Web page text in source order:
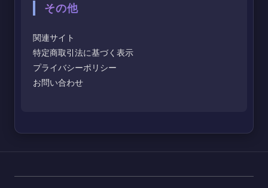
その他
関連サイト
特定商取引法に基づく表示
プライバシーポリシー
お問い合わせ